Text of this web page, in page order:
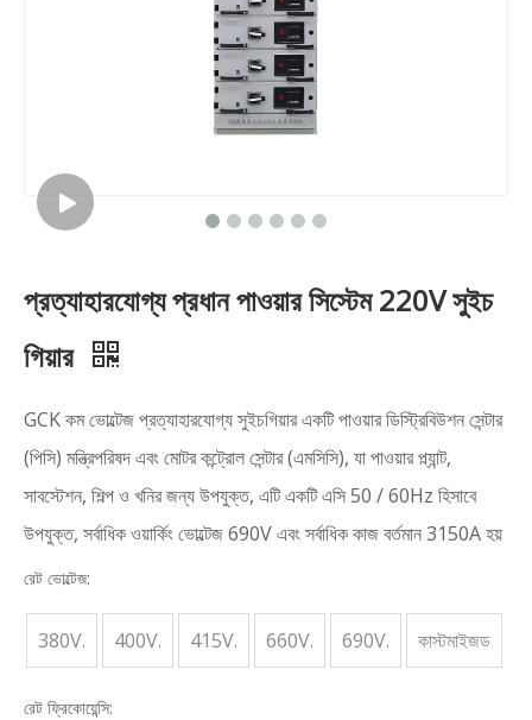
প্রত্যাহারযোগ্য প্রধান পাওয়ার সিস্টেম 220V সুইচ
গিয়ার
GCK কম ভোল্টেজ প্রত্যাহারযোগ্য সুইচগিয়ার একটি পাওয়ার ডিস্ট্রিবিউশন সেন্টার
(পিসি) মন্ত্রিপরিষদ এবং মোটর কন্ট্রোল সেন্টার (এমসিসি), যা পাওয়ার প্ল্যান্ট,
সাবস্টেশন, শিল্প ও খনির জন্য উপযুক্ত, এটি একটি এসি 50 / 60Hz হিসাবে
উপযুক্ত, সর্বাধিক ওয়ার্কিং ভোল্টেজ 690V এবং সর্বাধিক কাজ বর্তমান 3150A হয়
রেট ভোল্টেজ:
380V. 400V. 415V. 660V. 690V. কাস্টমাইজড
রেট ফ্রিকোয়েন্সি: